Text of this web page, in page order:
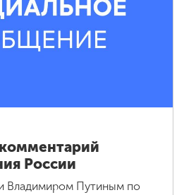
России
Владимиром Путиным по